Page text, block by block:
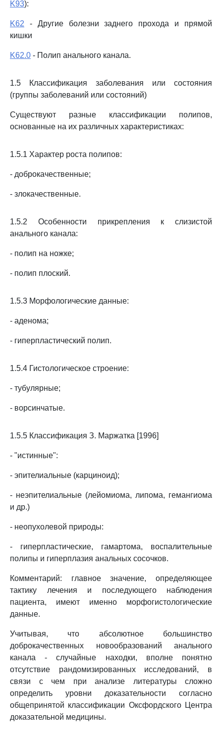
K93):
K62 - Другие болезни заднего прохода и прямой
кишки
K62.0 - Полип анального канала.
1.5 Классификация заболевания или состояния
(группы заболеваний или состояний)
Существуют разные классификации полипов,
основанные на их различных характеристиках:
1.5.1 Характер роста полипов:
- доброкачественные;
- злокачественные.
1.5.2 Особенности прикрепления к слизистой
анального канала:
- полип на ножке;
- полип плоский.
1.5.3 Морфологические данные:
- аденома;
- гиперпластический полип.
1.5.4 Гистологическое строение:
- тубулярные;
- ворсинчатые.
1.5.5 Классификация З. Маржатка [1996]
- "истинные":
- эпителиальные (карциноид);
- неэпителиальные (лейомиома, липома, гемангиома
и др.)
- неопухолевой природы:
- гиперпластические, гамартома, воспалительные
полипы и гиперплазия анальных сосочков.
Комментарий: главное значение, определяющее
тактику лечения и последующего наблюдения
пациента, имеют именно морфогистологические
данные.
Учитывая, что абсолютное большинство
доброкачественных новообразований анального
канала - случайные находки, вполне понятно
отсутствие рандомизированных исследований, в
связи с чем при анализе литературы сложно
определить уровни доказательности согласно
общепринятой классификации Оксфордского Центра
доказательной медицины.